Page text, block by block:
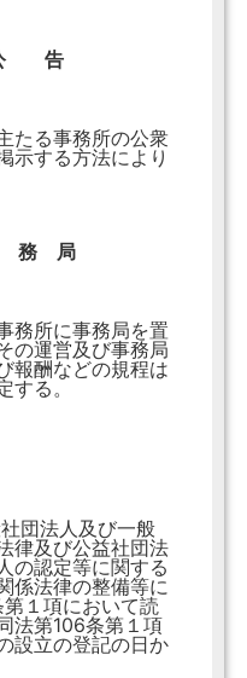
告
たる事務所の公衆
示する方法により
務 局
務所に事務局を置
の運営及び事務局
報酬などの規程は
る。
団法人及び一般
律及び公益社団法
の認定等に関する
係法律の整備等に
１項において読
法第106条第１項
設立の登記の日か